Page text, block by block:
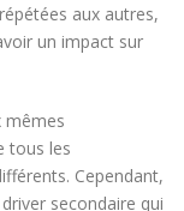
aux autres,
un impact sur
mêmes
tous les
Cependant,
secondaire qui